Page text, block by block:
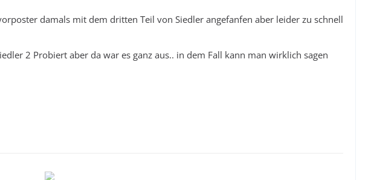
damals mit dem dritten Teil von Siedler angefanfen aber leider zu schnell
2 Probiert aber da war es ganz aus.. in dem Fall kann man wirklich sagen